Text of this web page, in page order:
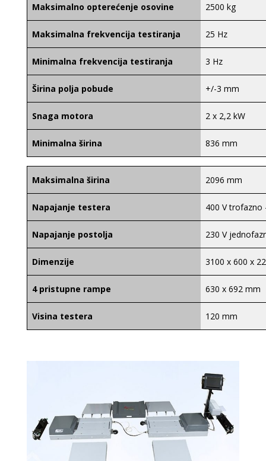
Maksimalno opterećenje osovine 2500 kg
Maksimalna frekvencija testiranja 25 Hz
Minimalna frekvencija testiranja 3 Hz
Širina polja pobude +/-3 mm
Snaga motora 2 x 2,2 kW
Minimalna širina 836 mm
Maksimalna širina 2096 mm
Napajanje testera 400 V trofazno
Napajanje postolja 230 V
Dimenzije 3100 x 600 x
4 pristupne rampe 630 x 692 mm
Visina testera 120 mm